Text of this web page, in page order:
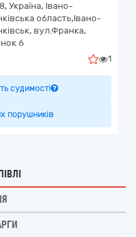
Україна, Івано-
область,Івано-
вул.Франка,
6
1
судимості
порушників